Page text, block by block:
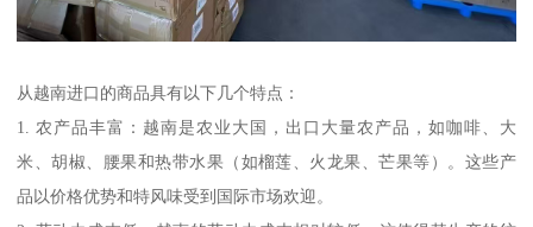
从越南进口的商品具有以下几个特点：
1. 农产品丰富：越南是农业大国，出口大量农产品，如咖啡、大
米、胡椒、腰果和热带水果（如榴莲、火龙果、芒果等）。这些产
品以价格优势和特风味受到国际市场欢迎。